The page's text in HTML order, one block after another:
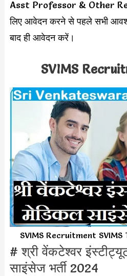
Asst Professor & Other
लिए आवेदन करने से पहले सभी
बाद ही आवेदन करें।
SVIMS
SVIMS Recruitment
# श्री वेंकटेश्वर
साइंसेज भर्ती 2024